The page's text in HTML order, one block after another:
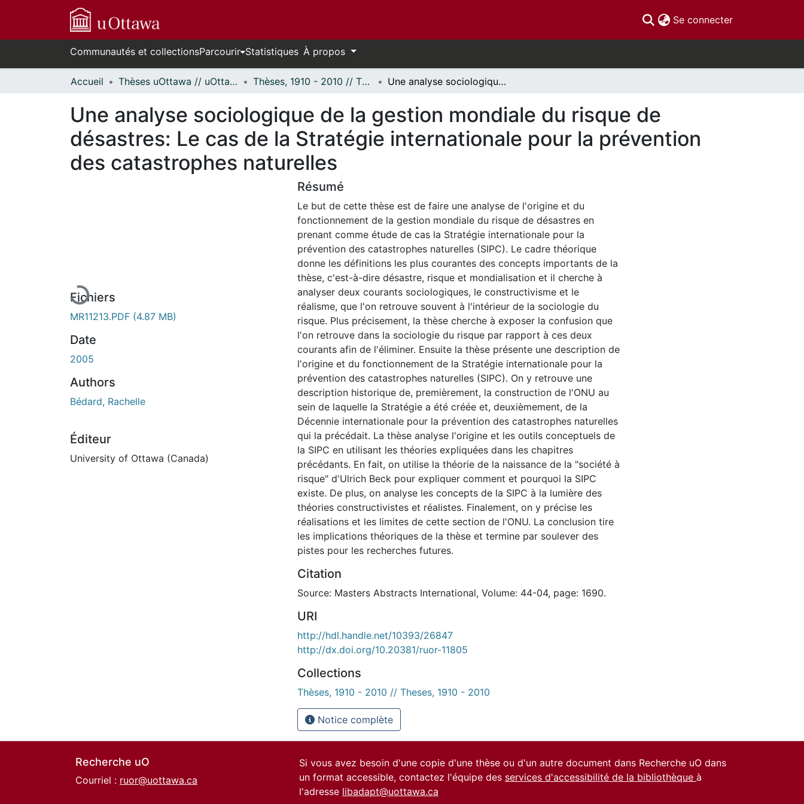
Se connecter(current)
Communautés et collectionsParcourir Statistiques À propos
Accueil Thèses uOttawa // uOttawa Theses Thèses, 1910 - 2010 // Theses, 1910 - 2010 Une analyse sociologique de la gestion mondiale du risque de désastres: Le cas de la Stratégie internationale pour la prévention des catastrophes naturelles
Une analyse sociologique de la gestion mondiale du risque de
désastres: Le cas de la Stratégie internationale pour la prévention
des catastrophes naturelles
En cours de chargement...
Fichiers
MR11213.PDF (4.87 MB)
Date
2005
Authors
Bédard, Rachelle
Éditeur
University of Ottawa (Canada)
Résumé
Le but de cette thèse est de faire une analyse de l'origine et du
fonctionnement de la gestion mondiale du risque de désastres en
prenant comme étude de cas la Stratégie internationale pour la
prévention des catastrophes naturelles (SIPC). Le cadre théorique
donne les définitions les plus courantes des concepts importants de la
thèse, c'est-à-dire désastre, risque et mondialisation et il cherche à
analyser deux courants sociologiques, le constructivisme et le
réalisme, que l'on retrouve souvent à l'intérieur de la sociologie du
risque. Plus précisement, la thèse cherche à exposer la confusion que
l'on retrouve dans la sociologie du risque par rapport à ces deux
courants afin de l'éliminer. Ensuite la thèse présente une description de
l'origine et du fonctionnement de la Stratégie internationale pour la
prévention des catastrophes naturelles (SIPC). On y retrouve une
description historique de, premièrement, la construction de l'ONU au
sein de laquelle la Stratégie a été créée et, deuxièmement, de la
Décennie internationale pour la prévention des catastrophes naturelles
qui la précédait. La thèse analyse l'origine et les outils conceptuels de
la SIPC en utilisant les théories expliquées dans les chapitres
précédants. En fait, on utilise la théorie de la naissance de la "société à
risque" d'Ulrich Beck pour expliquer comment et pourquoi la SIPC
existe. De plus, on analyse les concepts de la SIPC à la lumière des
théories constructivistes et réalistes. Finalement, on y précise les
réalisations et les limites de cette section de l'ONU. La conclusion tire
les implications théoriques de la thèse et termine par soulever des
pistes pour les recherches futures.
Citation
Source: Masters Abstracts International, Volume: 44-04, page: 1690.
URI
http://hdl.handle.net/10393/26847
http://dx.doi.org/10.20381/ruor-11805
Collections
Thèses, 1910 - 2010 // Theses, 1910 - 2010
Notice complète
Recherche uO
Courriel : ruor@uottawa.ca
Si vous avez besoin d'une copie d'une thèse ou d'un autre document dans Recherche uO dans
un format accessible, contactez l'équipe des services d'accessibilité de la bibliothèque à
l'adresse libadapt@uottawa.ca